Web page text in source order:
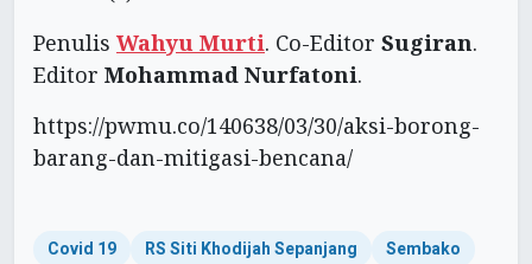
Penulis Wahyu Murti. Co-Editor Sugiran.
Editor Mohammad Nurfatoni.
https://pwmu.co/140638/03/30/aksi-borong-
barang-dan-mitigasi-bencana/
Covid 19 RS Siti Khodijah Sepanjang
Sembako